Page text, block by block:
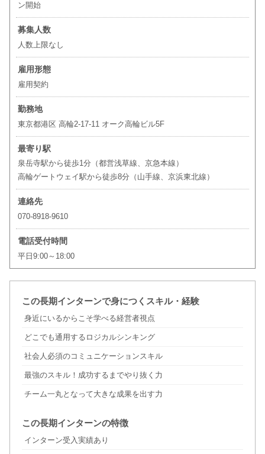
ン開始
募集人数
人数上限なし
雇用形態
雇用契約
勤務地
東京都港区 高輪2-17-11 オーク高輪ビル5F
最寄り駅
泉岳寺駅から徒歩1分（都営浅草線、京急本線）
高輪ゲートウェイ駅から徒歩8分（山手線、京浜東北線）
連絡先
070-8918-9610
電話受付時間
平日9:00～18:00
この長期インターンで身につくスキル・経験
身近にいるからこそ学べる経営者視点
どこでも通用するロジカルシンキング
社会人必須のコミュニケーションスキル
最強のスキル！成功するまでやり抜く力
チーム一丸となって大きな成果を出す力
この長期インターンの特徴
インターン受入実績あり